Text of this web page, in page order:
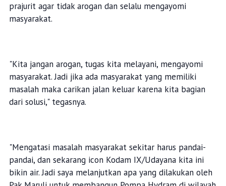
prajurit agar tidak arogan dan selalu mengayomi
masyarakat.
"Kita jangan arogan, tugas kita melayani, mengayomi
masyarakat. Jadi jika ada masyarakat yang memiliki
masalah maka carikan jalan keluar karena kita bagian
dari solusi," tegasnya.
"Mengatasi masalah masyarakat sekitar harus pandai-
pandai, dan sekarang icon Kodam IX/Udayana kita ini
bikin air. Jadi saya melanjutkan apa yang dilakukan oleh